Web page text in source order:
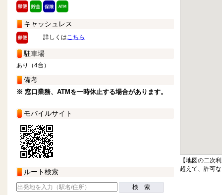
キャッシュレス
詳しくはこちら
駐車場
あり（4台）
備考
※ 窓口業務、ATMを一時休止する場合があります。
モバイルサイト
ルート検索
検 索
【地図の二次
超えて、許可